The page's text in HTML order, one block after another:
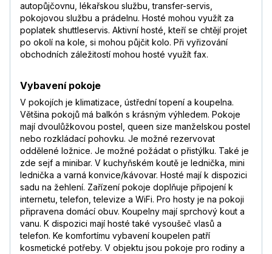
autopůjčovnu, lékařskou službu, transfer-servis,
pokojovou službu a prádelnu. Hosté mohou využít za
poplatek shuttleservis. Aktivní hosté, kteří se chtějí projet
po okolí na kole, si mohou půjčit kolo. Při vyřizování
obchodních záležitostí mohou hosté využít fax.
Vybavení pokoje
V pokojích je klimatizace, ústřední topení a koupelna.
Většina pokojů má balkón s krásným výhledem. Pokoje
mají dvoulůžkovou postel, queen size manželskou postel
nebo rozkládací pohovku. Je možné rezervovat
oddělené ložnice. Je možné požádat o přistýlku. Také je
zde sejf a minibar. V kuchyňském koutě je lednička, mini
lednička a varná konvice/kávovar. Hosté mají k dispozici
sadu na žehlení. Zařízení pokoje doplňuje připojení k
internetu, telefon, televize a WiFi. Pro hosty je na pokoji
připravena domácí obuv. Koupelny mají sprchový kout a
vanu. K dispozici mají hosté také vysoušeč vlasů a
telefon. Ke komfortímu vybavení koupelen patří
kosmetické potřeby. V objektu jsou pokoje pro rodiny a